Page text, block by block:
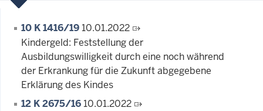
10 K 1416/1910.01.2022
Kindergeld: Feststellung der
Ausbildungswilligkeit durch eine noch während
der Erkrankung für die Zukunft abgegebene
Erklärung des Kindes
12 K 2675/1610.01.2022